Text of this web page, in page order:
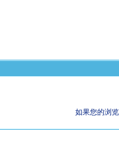
如果您的浏